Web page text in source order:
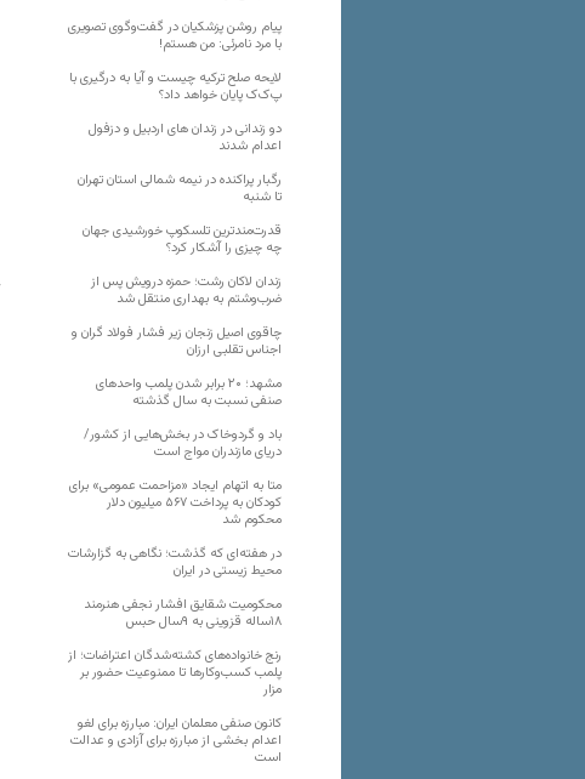
پیام روشن پزشکیان در گفت‌و‌گوی تصویری
با مرد نامرئی: من هستم!
لایحه صلح ترکیه چیست و آیا به درگیری با
پ‌ک‌ک پایان خواهد داد؟
دو زندانی در زندان های اردبیل و دزفول
اعدام شدند
رگبار پراکنده در نیمه شمالی استان تهران
تا شنبه
قدرت‌مندترین تلسکوپ خورشیدی جهان
چه چیزی را آشکار کرد؟
زندان لاکان رشت؛ حمزه درویش پس از
ضرب‌وشتم به بهداری منتقل شد
چاقوی اصیل زنجان زیر فشار فولاد گران و
اجناس تقلبی ارزان
مشهد؛ ۲۰ برابر شدن پلمب واحدهای
صنفی نسبت به سال گذشته
باد و گردوخاک در بخش‌هایی از کشور/
دریای مازندران مواج است
متا به اتهام ایجاد «مزاحمت عمومی» برای
کودکان به پرداخت ۵۶۷ میلیون دلار
محکوم شد
در هفته‌ای که گذشت؛ نگاهی به گزارشات
محیط زیستی در ایران
محکومیت شقایق افشار نجفی هنرمند
۱۸ساله قزوینی به ۹سال حبس
رنج خانواده‌های کشته‌شدگان اعتراضات؛ از
پلمب کسب‌وکارها تا ممنوعیت حضور بر
مزار
کانون صنفی معلمان ایران: مبارزه برای لغو
اعدام بخشی از مبارزه برای آزادی و عدالت
است